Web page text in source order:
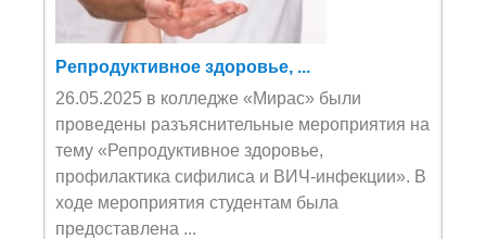
Репродуктивное здоровье, ...
26.05.2025 в колледже «Мирас» были
проведены разъяснительные мероприятия на
тему «Репродуктивное здоровье,
профилактика сифилиса и ВИЧ-инфекции». В
ходе мероприятия студентам была
предоставлена ...